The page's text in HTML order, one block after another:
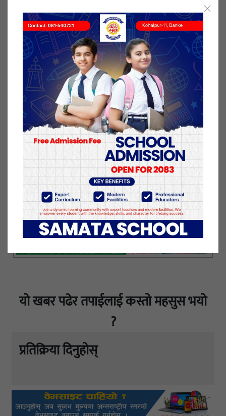
कार्यक्रममा प्रमुख जिल्ला अधिकारी शिवराम गेलाल, नेपाली
सेनाका सेनानी नकुल थापा, सशस्त्र प्रहरी उपरीक्षक असोक
बम, राष्ट्रिय अनुसन्धान निर्देशक नरेन्द्र गरीलगायत स्मारक
निर्माण समितिका पदाधिकारी तथा स्मारक निर्माणमा सहयोग
पुर्याएका र पुर्व प्रहरी, अशक्त प्रहरीहरुको उपस्थित रहेको थियो
कार्यक्रममा प्रमुख जिल्ला अधिकारी शिवराम गेलालले स्मारक
निर्माण समितिलाई धन्यवाद दिँदै अमर प्रहरीको अस्तित्व
जोगाई राख्न स्मारक आवश्यक हुने कुरा समेत ब्यक्त गरेका
थिए ।
६ असार २०७८, आईतवार प्रकाशित
यो खबर पढेर तपाईलाई कस्तो महसुस भयो
?
प्रतिक्रिया दिनुहोस्